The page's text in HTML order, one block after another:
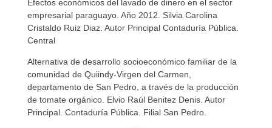
Efectos económicos del lavado de dinero en el sector
empresarial paraguayo. Año 2012. Silvia Carolina
Cristaldo Ruiz Diaz. Autor Principal Contaduría Pública.
Central
Alternativa de desarrollo socioeconómico familiar de la
comunidad de Quiindy-Virgen del Carmen,
departamento de San Pedro, a través de la producción
de tomate orgánico. Elvio Raúl Benitez Denis. Autor
Principal. Contaduría Pública. Filial San Pedro.